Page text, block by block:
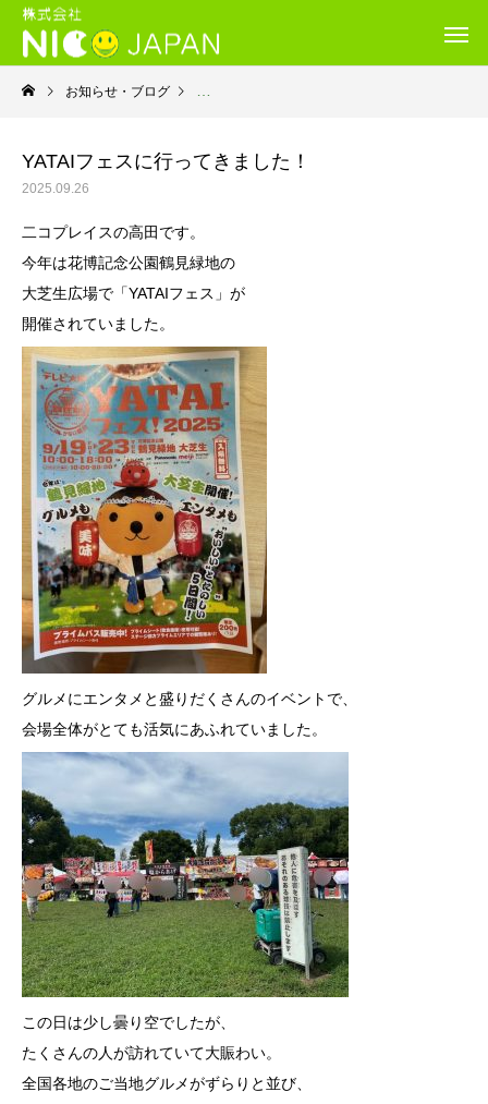
お知らせ・ブログ 就労継続支援Ｂ型・ニコプレイス
YATAIフェスに行ってきました！
2025.09.26
二コプレイスの高田です。
今年は花博記念公園鶴見緑地の
大芝生広場で「YATAIフェス」が
開催されていました。
グルメにエンタメと盛りだくさんのイベントで、
会場全体がとても活気にあふれていました。
この日は少し曇り空でしたが、
たくさんの人が訪れていて大賑わい。
全国各地のご当地グルメがずらりと並び、